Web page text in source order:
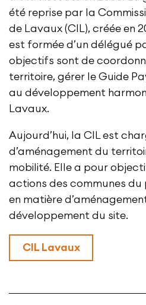
été reprise par la
de Lavaux (CIL), créée en
est formée d’un délégué
objectifs sont de
territoire, gérer le Guide
au développement
Lavaux.
Aujourd’hui, la CIL est
d’aménagement du
mobilité. Elle a pour
actions des communes
en matière
développement du site.
CIL Lavaux